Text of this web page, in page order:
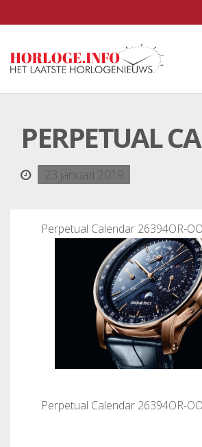
PERPETUAL
23 januari 2019
Perpetual Calendar 26394OR-
Perpetual Calendar 26394OR-